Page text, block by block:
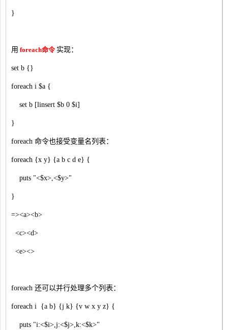
}
用 foreach命令 实现：
set b {}
foreach i $a {
set b [linsert $b 0 $i]
}
foreach 命令也接受变量名列表：
foreach {x y} {a b c d e} {
puts "<$x>,<$y>"
}
=><a><b>
<c><d>
<e><>
foreach 还可以并行处理多个列表：
foreach i {a b} {j k} {v w x y z} {
puts "i:<$i>,j:<$j>,k:<$k>"